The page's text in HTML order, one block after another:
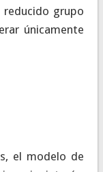
grupo
únicamente
el modelo de